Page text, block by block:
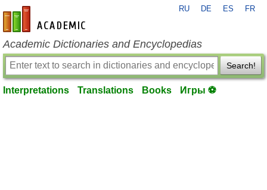
en-academic.com
RU DE ES FR
Academic Dictionaries and Encyclopedias
Search!
Interpretations Translations Books Игры ⚽